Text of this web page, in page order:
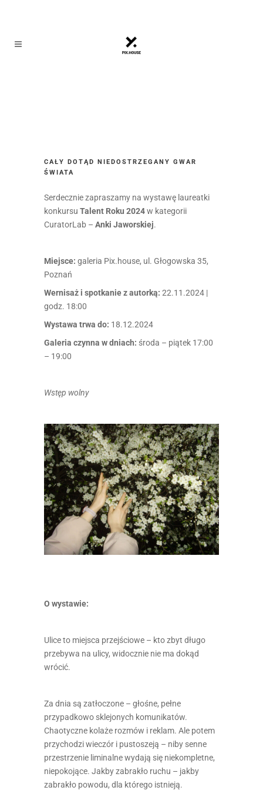
CAŁY DOTĄD NIEDOSTRZEGANY GWAR
ŚWIATA
Serdecznie zapraszamy na wystawę laureatki
konkursu Talent Roku 2024w kategorii
CuratorLab – Anki Jaworskiej.
Miejsce: galeria Pix.house, ul. Głogowska 35,
Poznań
Wernisaż i spotkanie z autorką: 22.11.2024 |
godz. 18:00
Wystawa trwa do: 18.12.2024
Galeria czynna w dniach: środa – piątek 17:00
– 19:00
Wstęp wolny
O wystawie:
Ulice to miejsca przejściowe – kto zbyt długo
przebywa na ulicy, widocznie nie ma dokąd
wrócić.
Za dnia są zatłoczone – głośne, pełne
przypadkowo sklejonych komunikatów.
Chaotyczne kolaże rozmów i reklam. Ale potem
przychodzi wieczór i pustoszeją – niby senne
przestrzenie liminalne wydają się niekompletne,
niepokojące. Jakby zabrakło ruchu – jakby
zabrakło powodu, dla którego istnieją.